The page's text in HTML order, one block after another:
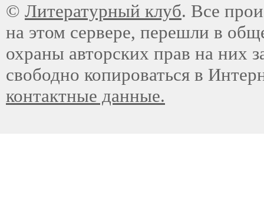
© Литературный клуб. Все
на этом сервере, перешли в
охраны авторских прав на них
свободно копироваться в
контактные данные.